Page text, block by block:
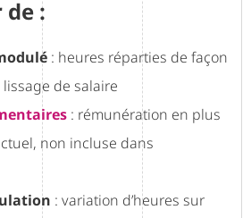
:
: heures réparties de façon
de salaire
: rémunération en plus
non incluse dans
: variation d’heures sur